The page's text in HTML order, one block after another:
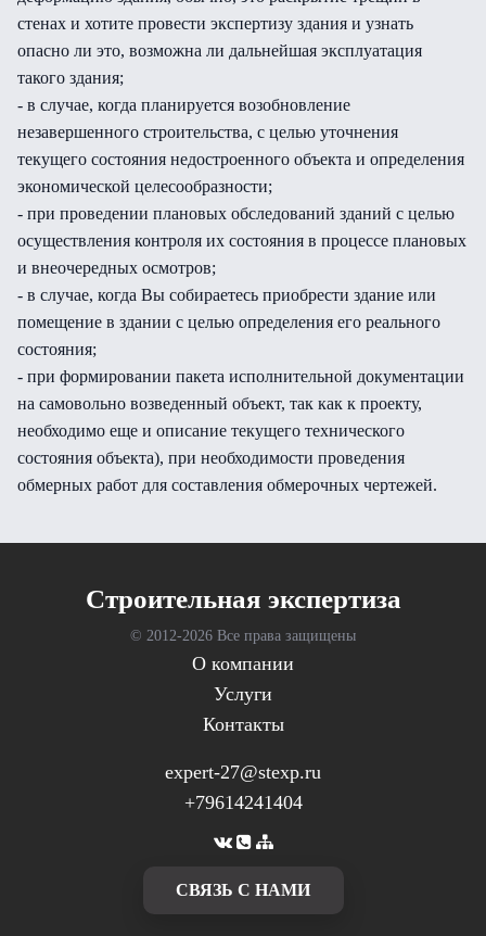
стенах и хотите провести экспертизу здания и узнать
опасно ли это, возможна ли дальнейшая эксплуатация
такого здания;
- в случае, когда планируется возобновление
незавершенного строительства, с целью уточнения
текущего состояния недостроенного объекта и определения
экономической целесообразности;
- при проведении плановых обследований зданий с целью
осуществления контроля их состояния в процессе плановых
и внеочередных осмотров;
- в случае, когда Вы собираетесь приобрести здание или
помещение в здании с целью определения его реального
состояния;
- при формировании пакета исполнительной документации
на самовольно возведенный объект, так как к проекту,
необходимо еще и описание текущего технического
состояния объекта), при необходимости проведения
обмерных работ для составления обмерочных чертежей.
Cтроительная экспертиза
© 2012-2026 Все права защищены
О компании
Услуги
Контакты
expert-27@stexp.ru
+79614241404
CВЯЗЬ С НАМИ